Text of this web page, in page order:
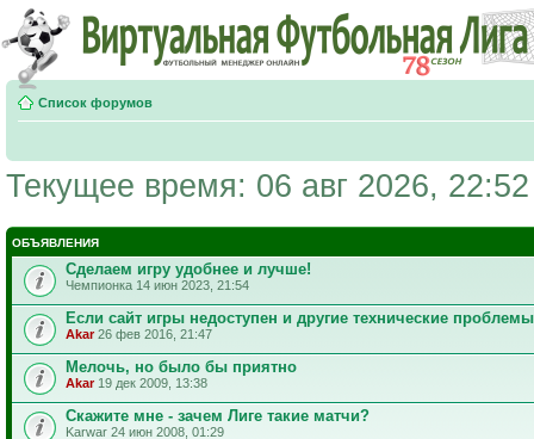
Список форумов
Текущее время: 06 авг 2026, 22:52
ОБЪЯВЛЕНИЯ
Сделаем игру удобнее и лучше!
Чемпионка 14 июн 2023, 21:54
Если сайт игры недоступен и другие технические проблемы
Akar26 фев 2016, 21:47
Мелочь, но было бы приятно
Akar19 дек 2009, 13:38
Скажите мне - зачем Лиге такие матчи?
Karwar 24 июн 2008, 01:29